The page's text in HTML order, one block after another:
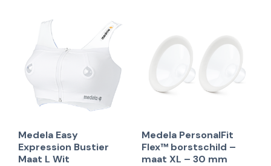
Medela Easy
Expression Bustier
Maat L Wit
Medela PersonalFit
Flex™ borstschild –
maat XL – 30 mm